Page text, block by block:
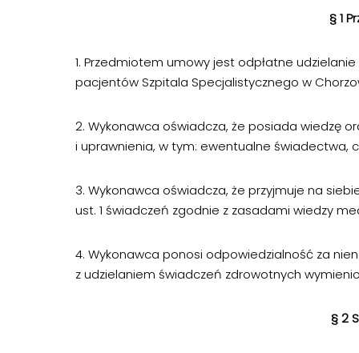
§ 1
1. Przedmiotem umowy jest odpłatne
pacjentów Szpitala Specjalistycznego w
2. Wykonawca oświadcza, że posiada wiedzę
i uprawnienia, w tym: ewentualne świadectwa,
3. Wykonawca oświadcza, że przyjmuje na
ust. 1 świadczeń zgodnie z zasadami wiedzy
4. Wykonawca ponosi odpowiedzialność za
z udzielaniem świadczeń zdrowotnych
§ 2